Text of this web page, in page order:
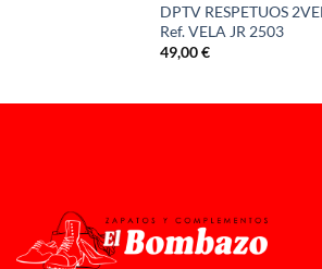
DPTV RESPETUOS
Ref. VELA JR 2503
49,00€